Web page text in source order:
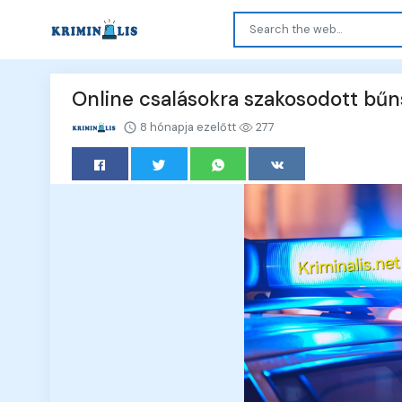
Online csalásokra szakosodott
8 hónapja ezelőtt 277